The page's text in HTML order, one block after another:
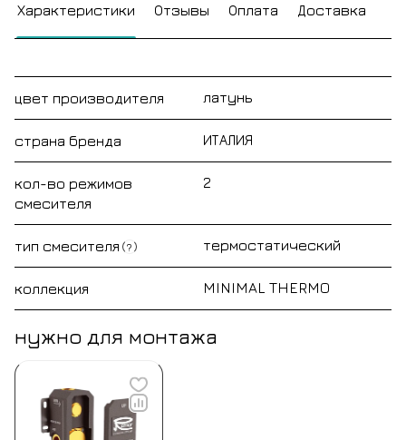
Характеристики Отзывы Оплата Доставка
цвет производителя латунь
страна бренда ИТАЛИЯ
кол-во режимов
смесителя
2
тип смесителя ? термостатический
коллекция MINIMAL THERMO
нужно для монтажа